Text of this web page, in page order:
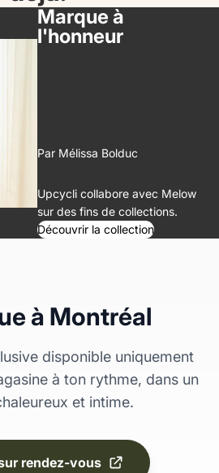
Marque à
l'honneur
Par Mélissa Bolduc
Upcycli collabore avec Melow
sur des fins de collections.
Découvrir la collection
à Montréal
disponible uniquement
à ton rythme, dans un
et intime.
rendez-vous